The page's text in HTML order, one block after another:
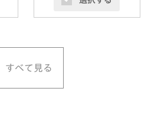
すべて見る